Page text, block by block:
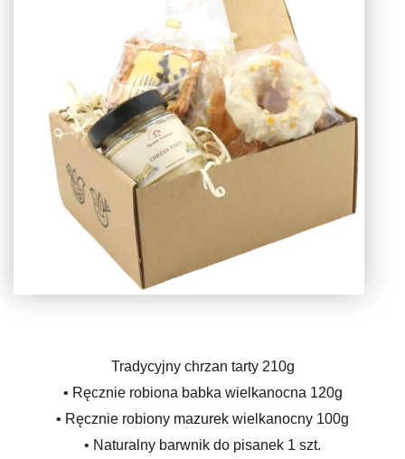
Tradycyjny chrzan tarty 210g
• Ręcznie robiona babka wielkanocna 120g
• Ręcznie robiony mazurek wielkanocny 100g
• Naturalny barwnik do pisanek 1 szt.